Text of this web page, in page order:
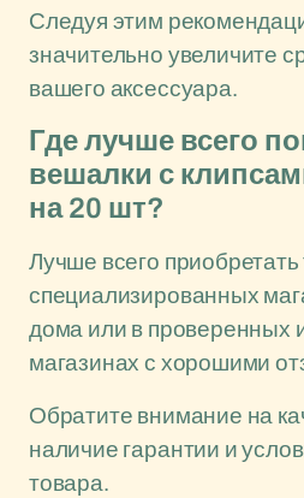
Следуя этим
значительно увеличите
вашего аксессуара.
Где лучше всего
вешалки с
на 20 шт?
Лучше всего
специализированных
дома или в проверенных
магазинах с хорошими
Обратите внимание на
наличие гарантии и
товара.